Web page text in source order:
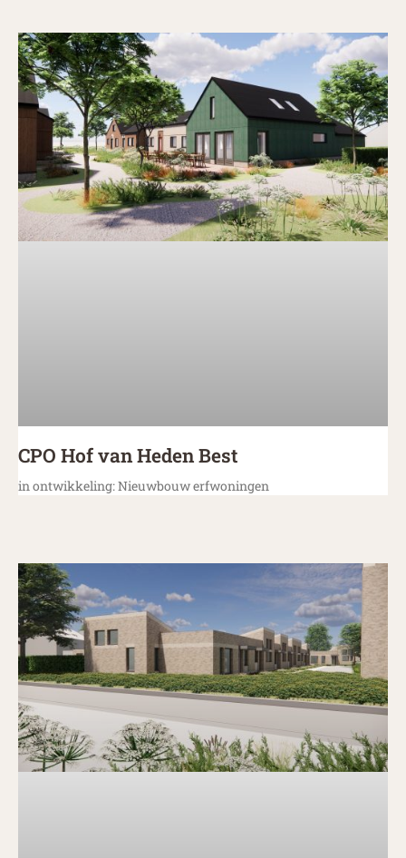
CPO Hof van Heden Best
in ontwikkeling: Nieuwbouw erfwoningen